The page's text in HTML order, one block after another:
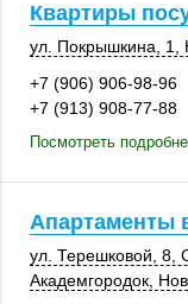
Квартиры
ул. Покрышкина, 1
+7 (906) 906-98-96
+7 (913) 908-77-88
Посмотреть
Апартаменты
ул. Терешковой, 8
Академгородок,